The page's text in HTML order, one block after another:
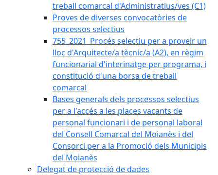
treball comarcal d'Administratius/ves (C1)
Proves de diverses convocatòries de
processos selectius
755_2021_Procés selectiu per a proveir un
lloc d'Arquitecte/a tècnic/a (A2), en règim
funcionarial d'interinatge per programa, i
constitució d'una borsa de treball
comarcal
Bases generals dels processos selectius
per a l'accés a les places vacants de
personal funcionari i de personal laboral
del Consell Comarcal del Moianès i del
Consorci per a la Promoció dels Municipis
del Moianès
Delegat de protecció de dades